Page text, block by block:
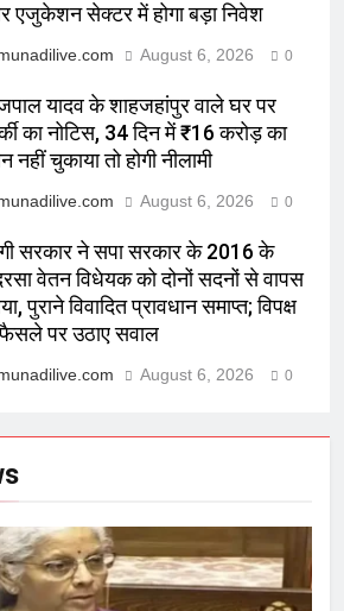
एजुकेशन सेक्टर में होगा बड़ा निवेश
August 6, 2026 0
यादव के शाहजहांपुर वाले घर पर
का नोटिस, 34 दिन में ₹16 करोड़ का
नहीं चुकाया तो होगी नीलामी
August 6, 2026 0
सरकार ने सपा सरकार के 2016 के
वेतन विधेयक को दोनों सदनों से वापस
पुराने विवादित प्रावधान समाप्त; विपक्ष
पर उठाए सवाल
August 6, 2026 0